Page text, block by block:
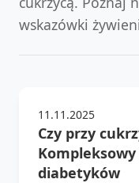
wskazówki
11.11.2025
Czy przy
diabetyków